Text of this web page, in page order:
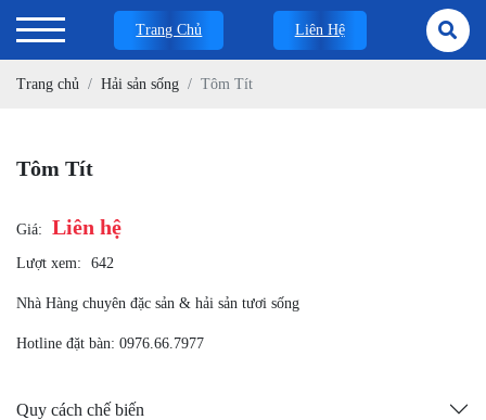
Trang Chủ Liên Hệ
Trang chủ Hải sản sống Tôm Tít
Tôm Tít
Giá: Liên hệ
Lượt xem: 642
Nhà Hàng chuyên đặc sản & hải sản tươi sống
Hotline đặt bàn: 0976.66.7977
Quy cách chế biến